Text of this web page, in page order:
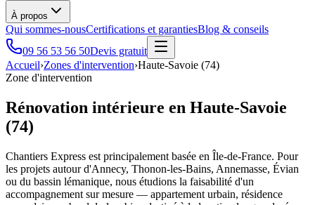
À propos
Qui sommes-nousCertifications et garantiesBlog & conseils
09 56 53 56 50Devis gratuit
Accueil›Zones d'intervention›Haute-Savoie (74)
Zone d'intervention
Rénovation intérieure en Haute-Savoie
(74)
Chantiers Express est principalement basée en Île-de-France. Pour
les projets autour d'Annecy, Thonon-les-Bains, Annemasse, Évian
ou du bassin lémanique, nous étudions la faisabilité d'un
accompagnement sur mesure — appartement urbain, résidence